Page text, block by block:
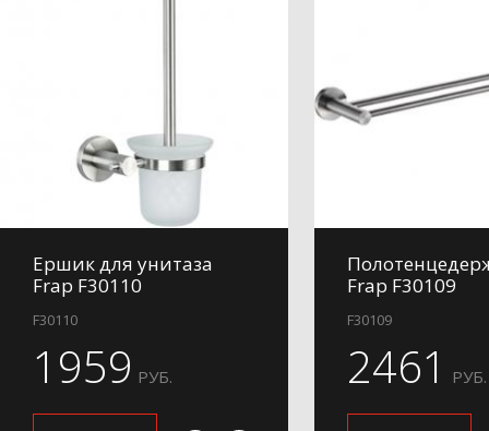
Ершик для унитаза
Frap F30110
F30110
1959 РУБ.
Frap F30109
F30109
2461 РУБ.